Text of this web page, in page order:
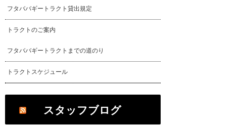
フタババギートラクト貸出規定
トラクトのご案内
フタババギートラクトまでの道のり
トラクトスケジュール
スタッフブログ